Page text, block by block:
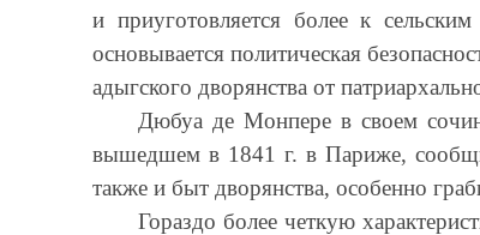
и приуготовляется более к
основывается политическая
адыгского дворянства от
Дюбуа де Монпере в своем
вышедшем в 1841 г. в Париже,
также и быт дворянства, особенно
Гораздо более четкую